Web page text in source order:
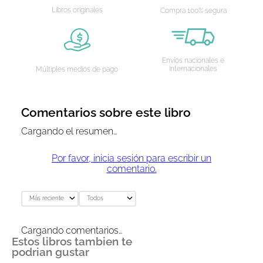
Libros originales Compra 100% segura
Múltiples medios de pago
Envíos nacionales e
internacionales
Comentarios sobre este libro
Cargando el resumen…
Por favor, inicia sesión para escribir un
comentario.
Más reciente Todos
Cargando comentarios…
Estos libros tambien te
podrian gustar